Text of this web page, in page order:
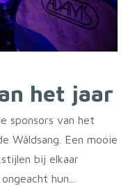
het jaar
sponsors van het
Wâldsang. Een mooie
bij elkaar
hun...